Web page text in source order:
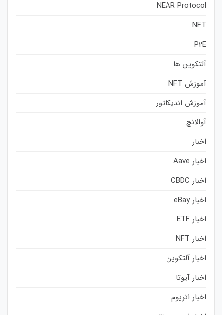
NEAR Protocol
NFT
P2E
آلتکوین ها
آموزش NFT
آموزش اندیکاتور
آوالانچ
اخبار
اخبار Aave
اخبار CBDC
اخبار eBay
اخبار ETF
اخبار NFT
اخبار آلتکوین
اخبار آیوتا
اخبار اتریوم